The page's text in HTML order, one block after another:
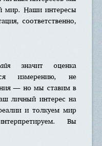
мир. Наши интересы
соответственно,
значит оценка
измерению, не
— но мы ставим в
личный интерес на
и толкуем мир
Вы